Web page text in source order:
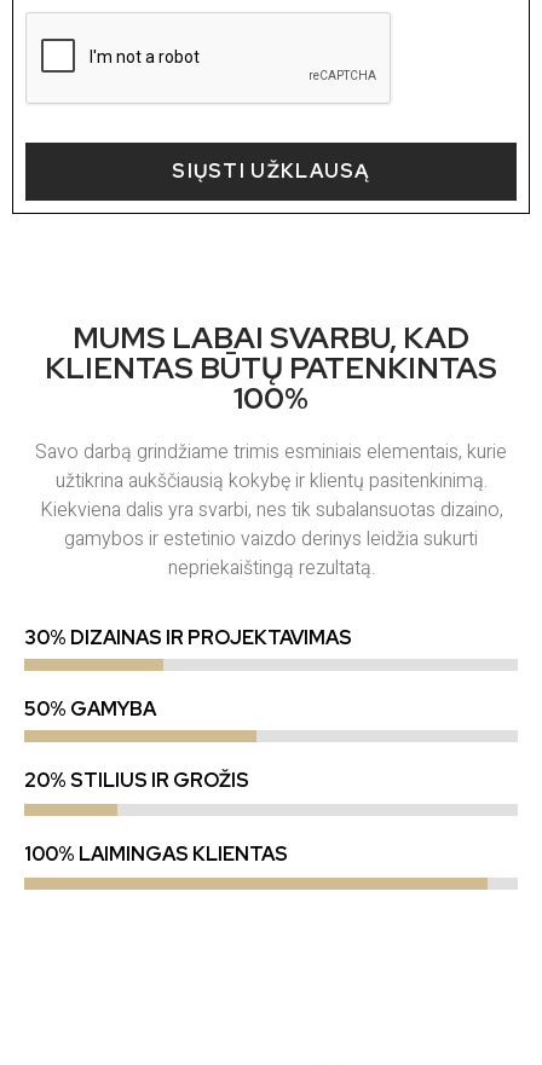
SIŲSTI UŽKLAUSĄ
MUMS LABAI SVARBU, KAD
KLIENTAS BŪTŲ PATENKINTAS
100%
Savo darbą grindžiame trimis esminiais elementais, kurie
užtikrina aukščiausią kokybę ir klientų pasitenkinimą.
Kiekviena dalis yra svarbi, nes tik subalansuotas dizaino,
gamybos ir estetinio vaizdo derinys leidžia sukurti
nepriekaištingą rezultatą.
30% DIZAINAS IR PROJEKTAVIMAS
50% GAMYBA
20% STILIUS IR GROŽIS
100% LAIMINGAS KLIENTAS